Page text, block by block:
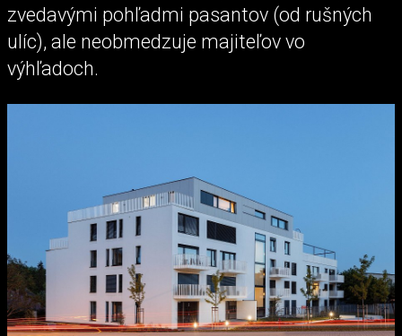
zvedavými pohľadmi pasantov (od rušných
ulíc), ale neobmedzuje majiteľov vo
výhľadoch.